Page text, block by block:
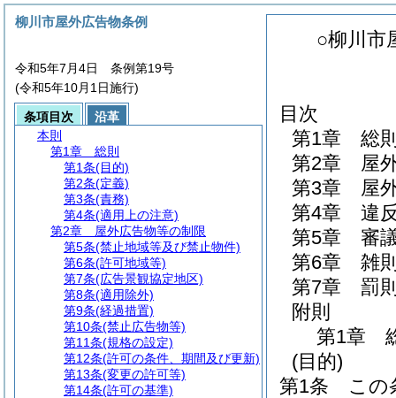
○柳川市
目次
第1章
総
第2章
屋
第3章
屋
第4章
違
第5章
審
第6章
雑
第7章
罰
附則
第1章
(目的)
第1条
この
柳川市屋外広告物条例
令和5年7月4日 条例第19号
(令和5年10月1日施行)
条項目次
沿革
本則
第1章
総則
第1条(目的)
第2条(定義)
第3条(責務)
第4条(適用上の注意)
第2章
屋外広告物等の制限
第5条(禁止地域等及び禁止物件)
第6条(許可地域等)
第7条(広告景観協定地区)
第8条(適用除外)
第9条(経過措置)
第10条(禁止広告物等)
第11条(規格の設定)
第12条(許可の条件、期間及び更新)
第13条(変更の許可等)
第14条(許可の基準)